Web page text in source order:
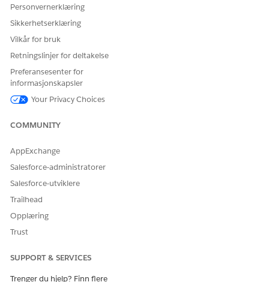
SeGenerell brukertilgang for standard agenthandlinger
Handlingsdetaljer
API-navn
Referansehandlingstype
én eller flere ledetekstmaler?
Merchant Agent for Commerce
HJALP DENNE ARTIKKELEN MED Å LØSE PROBLEMET DITT?
Personvernerklæring
Sikkerhetserklæring
Vilkår for bruk
Retningslinjer for deltakelse
Preferansesenter for
informasjonskapsler
Your Privacy Choices
COMMUNITY
AppExchange
Salesforce-administratorer
Salesforce-utviklere
Trailhead
Opplæring
Trust
SUPPORT & SERVICES
Trenger du hjelp? Finn flere